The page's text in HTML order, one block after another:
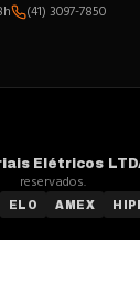
(41) 3097-7850
Elétricos
reservados.
ELO AMEX